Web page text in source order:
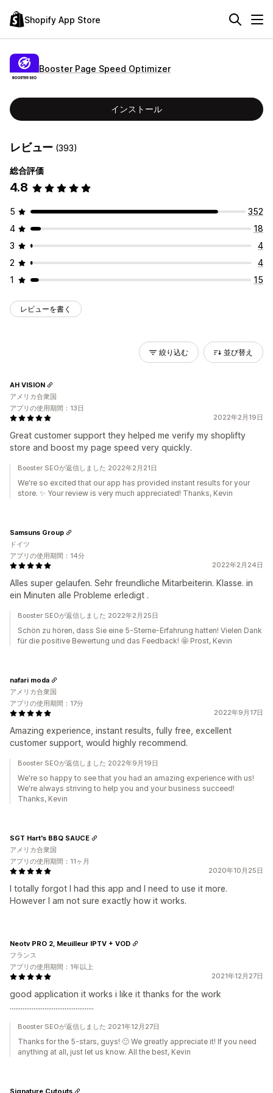
Shopify App Store
Booster Page Speed Optimizer
インストール
レビュー (393)
総合評価
4.8
5
352
4
18
3
4
2
4
1
15
レビューを書く
絞り込む 並び替え
2022年2月19日
Great customer support they helped me verify my shoplifty
store and boost my page speed very quickly.
AH VISION
アメリカ合衆国
アプリの使用期間：13日
Booster SEOが返信しました 2022年2月21日
We're so excited that our app has provided instant results for your
store. ✨ Your review is very much appreciated! Thanks, Kevin
2022年2月24日
Alles super gelaufen. Sehr freundliche Mitarbeiterin. Klasse. in
ein Minuten alle Probleme erledigt .
Samsuns Group
ドイツ
アプリの使用期間：14分
Booster SEOが返信しました 2022年2月25日
Schön zu hören, dass Sie eine 5-Sterne-Erfahrung hatten! Vielen Dank
für die positive Bewertung und das Feedback! 🤩 Prost, Kevin
2022年9月17日
Amazing experience, instant results, fully free, excellent
customer support, would highly recommend.
nafari moda
アメリカ合衆国
アプリの使用期間：17分
Booster SEOが返信しました 2022年9月19日
We're so happy to see that you had an amazing experience with us!
We're always striving to help you and your business succeed!
Thanks, Kevin
2020年10月25日
I totally forgot I had this app and I need to use it more.
However I am not sure exactly how it works.
SGT Hart's BBQ SAUCE
アメリカ合衆国
アプリの使用期間：11ヶ月
2021年12月27日
good application it works i like it thanks for the work
..............................................
Neotv PRO 2, Meuilleur IPTV + VOD
フランス
アプリの使用期間：1年以上
Booster SEOが返信しました 2021年12月27日
Thanks for the 5-stars, guys! 🙂 We greatly appreciate it! If you need
anything at all, just let us know. All the best, Kevin
Signature Cutouts